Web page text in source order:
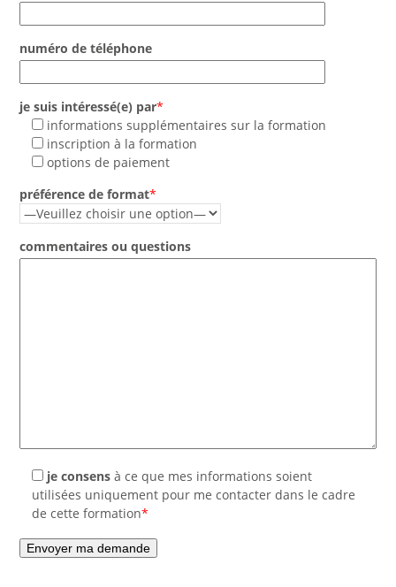
numéro de téléphone
je suis intéressé(e) par*
informations supplémentaires sur la formation
inscription à la formation
options de paiement
préférence de format*
commentaires ou questions
je consens à ce que mes informations soient
utilisées uniquement pour me contacter dans le cadre
de cette formation*